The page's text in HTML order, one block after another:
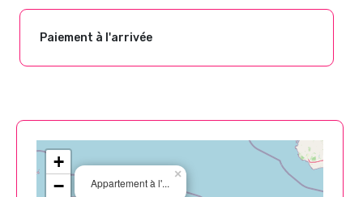
Paiement à l'arrivée
Appartement à l'...
×
+
−